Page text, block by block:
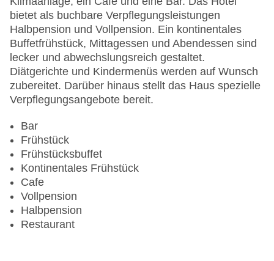
Zimmerservice
Gesamtanzahl der Zimmer: 393
Pools:Kinderbecken, Indoor Pool, Outdoor Pool,
Sonnenschirme am Pool, Liegen am Pool
Zahlungsarten: Mastercard, Visa
Landeskategorie: 5 Sterne
bietet als buchbare Verpflegungsleistungen
Halbpension und Vollpension. Ein kontinentales
Buffetfrühstück, Mittagessen und Abendessen sind
lecker und abwechslungsreich gestaltet.
Diätgerichte und Kindermenüs werden auf Wunsch
zubereitet. Darüber hinaus stellt das Haus spezielle
Verpflegungsangebote bereit.
Bar
Frühstück
Frühstücksbuffet
Kontinentales Frühstück
Cafe
Vollpension
Halbpension
Restaurant